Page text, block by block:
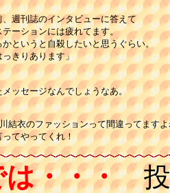
週刊誌のインタビューに答えて
ーションには疲れてます。
というと自殺したいと思うぐらい。
きりあります」
ッセージなんでしょうなあ。
結衣のファッションって間違ってます
てやってくれ！
・・・投